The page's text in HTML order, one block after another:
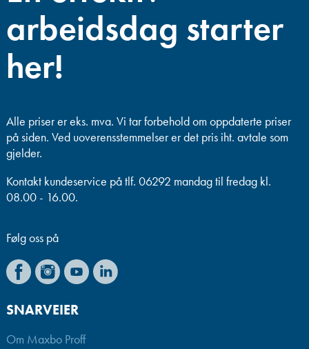
arbeidsdag starter
her!
Alle priser er eks. mva. Vi tar forbehold om oppdaterte priser
på siden. Ved uoverensstemmelser er det pris iht. avtale som
gjelder.
Kontakt kundeservice på tlf. 06292 mandag til fredag kl.
08.00 - 16.00.
Følg oss på
SNARVEIER
Om Maxbo Proff